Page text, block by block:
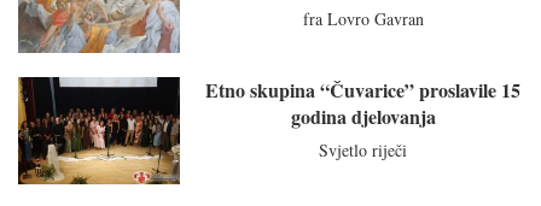
fra Lovro Gavran
Etno skupina “Čuvarice” proslavile 15
godina djelovanja
Svjetlo riječi